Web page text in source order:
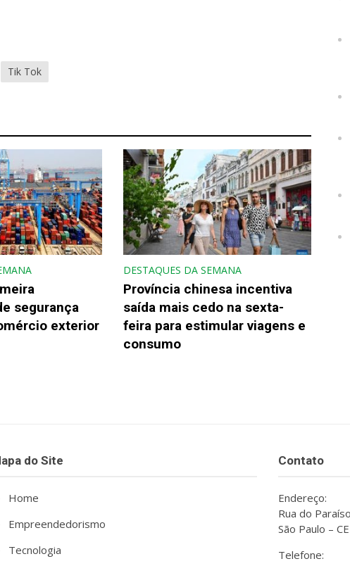
Tik Tok
segurança
exterior
DESTAQUES DA SEMANA
Província chinesa incentiva
saída mais cedo na sexta-
feira para estimular viagens e
consumo
do Site
Home
Empreendedorismo
Tecnologia
Contato
Endereço:
Rua do
São Paulo –
Telefone: